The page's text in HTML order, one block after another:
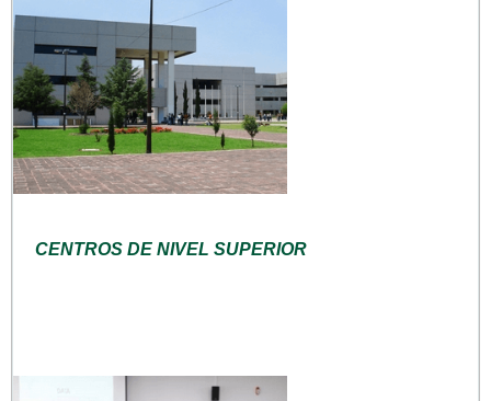
CENTROS DE NIVEL SUPERIOR